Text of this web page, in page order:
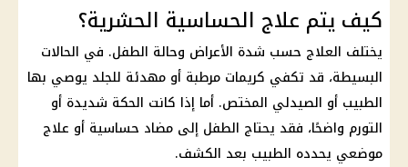
كيف يتم علاج الحساسية الحشرية؟
يختلف العلاج حسب شدة الأعراض وحالة الطفل. في الحالات
البسيطة، قد تكفي كريمات مرطبة أو مهدئة للجلد يوصي بها
الطبيب أو الصيدلي المختص. أما إذا كانت الحكة شديدة أو
التورم واضحًا، فقد يحتاج الطفل إلى مضاد حساسية أو علاج
موضعي يحدده الطبيب بعد الكشف.